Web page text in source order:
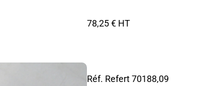
78,25 € HT
Réf. Refert70188,09